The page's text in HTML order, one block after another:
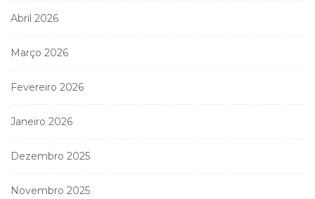
Abril 2026
Março 2026
Fevereiro 2026
Janeiro 2026
Dezembro 2025
Novembro 2025